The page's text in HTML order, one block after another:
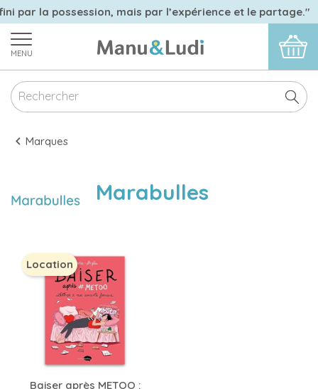
par la possession, mais par l’expérience et le partage."
MENU
Marques
Marabulles
Baiser après METOO :
Location